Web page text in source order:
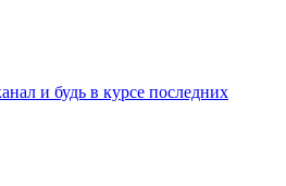
и будь в курсе последних